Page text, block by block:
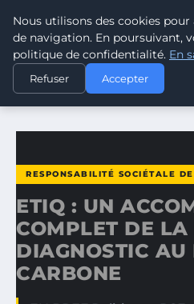
CLIMATE
ACCUEIL
RESPONSABILITÉ
ETIQ : UN ACCOMPAGNEMENT
RESPONSABILITÉ SOCIÉTALE
ETIQ : UN
COMPLET DE LA
DIAGNOSTIC AU
CARBONE
Nous utilisons des cookies
de navigation. En poursuivant,
politique de confidentialité. En
Refuser Accepter